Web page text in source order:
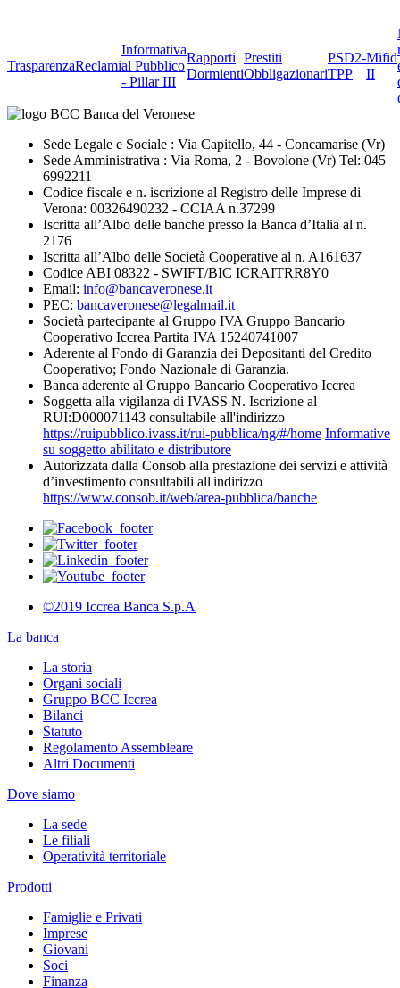
TrasparenzaReclami
Informativa
al Pubblico
- Pillar III
Rapporti
Dormienti
Prestiti
Obbligazionari
PSD2-
TPP
Mifid
II
Sede Legale e Sociale : Via Capitello, 44 - Concamarise (Vr)
Sede Amministrativa : Via Roma, 2 - Bovolone (Vr) Tel: 045
6992211
Codice fiscale e n. iscrizione al Registro delle Imprese di
Verona: 00326490232 - CCIAA n.37299
Iscritta all’Albo delle banche presso la Banca d’Italia al n.
2176
Iscritta all’Albo delle Società Cooperative al n. A161637
Codice ABI 08322 - SWIFT/BIC ICRAITRR8Y0
Email: info@bancaveronese.it
PEC: bancaveronese@legalmail.it
Società partecipante al Gruppo IVA Gruppo Bancario
Cooperativo Iccrea Partita IVA 15240741007
Aderente al Fondo di Garanzia dei Depositanti del Credito
Cooperativo; Fondo Nazionale di Garanzia.
Banca aderente al Gruppo Bancario Cooperativo Iccrea
Soggetta alla vigilanza di IVASS N. Iscrizione al
RUI:D000071143 consultabile all'indirizzo
https://ruipubblico.ivass.it/rui-pubblica/ng/#/home Informative
su soggetto abilitato e distributore
Autorizzata dalla Consob alla prestazione dei servizi e attività
d’investimento consultabili all'indirizzo
https://www.consob.it/web/area-pubblica/banche
©2019 Iccrea Banca S.p.A
La banca
La storia
Organi sociali
Gruppo BCC Iccrea
Bilanci
Statuto
Regolamento Assembleare
Altri Documenti
Dove siamo
La sede
Le filiali
Operatività territoriale
Prodotti
Famiglie e Privati
Imprese
Giovani
Soci
Finanza